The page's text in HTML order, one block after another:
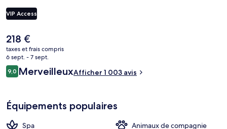
voyageurs adorent le personnel attentionné et la présentation
générale.
VIP Access
Le
prix
actuel
est
de
218 €
taxes et frais compris
6 sept. - 7 sept.
Avis
voyageurs
9,09,0 sur 10
MerveilleuxAfficher 1 003 avis
Équipements populaires
Spa
Animaux de compagnie